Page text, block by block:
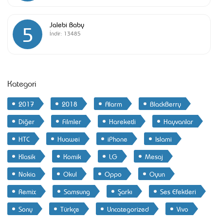
5 Jalebi Baby
İndir: 13485
Kategori
2017 2018 Alarm
BlackBerry
Diğer
Filmler Hareketli
Hayvanlar
HTC
Huawei iPhone
Islami
Klasik
Komik LG
Mesaj
Nokia
Okul Oppo
Oyun
Remix
Samsung Şarkı
Ses Efektleri
Sony
Türkçe Uncategorized Vivo